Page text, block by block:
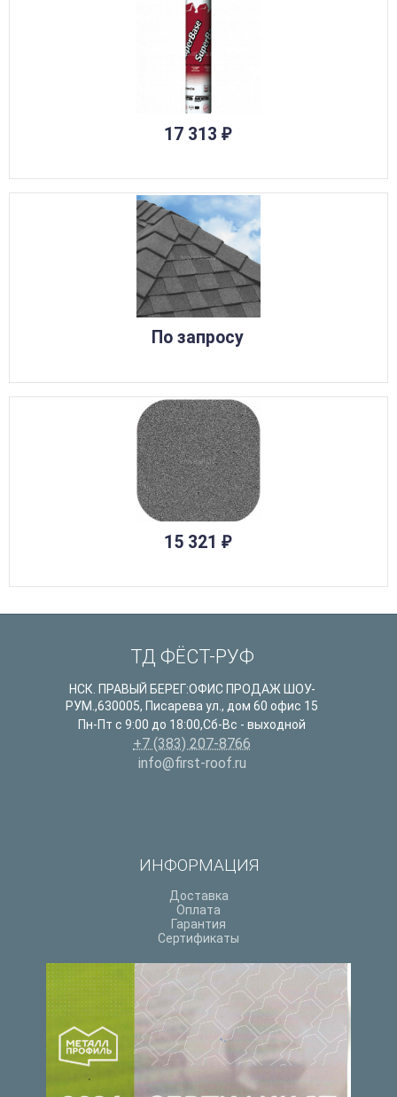
17 313 ₽
По запросу
15 321 ₽
ТД ФЁСТ-РУФ
НСК. ПРАВЫЙ БЕРЕГ:ОФИС ПРОДАЖ ШОУ-
РУМ.,630005, Писарева ул., дом 60 офис 15
Пн-Пт с 9:00 до 18:00,Сб-Вс - выходной
+7 (383) 207-8766
info@first-roof.ru
ИНФОРМАЦИЯ
Доставка
Оплата
Гарантия
Сертификаты